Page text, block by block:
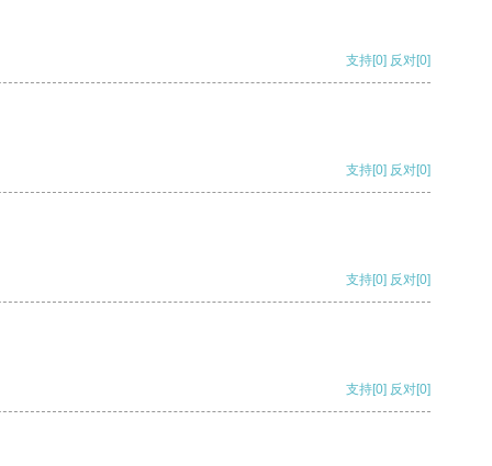
支持[0] 反对[0]
支持[0] 反对[0]
支持[0] 反对[0]
支持[0] 反对[0]